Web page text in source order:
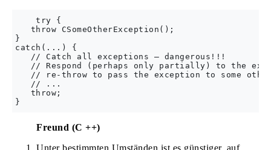
    try {
   throw CSomeOtherException();
}
catch(...) {
   // Catch all exceptions – dangerous!!!
// Respond (perhaps only partially) to the
// re-throw to pass the exception to some
   // ...
   throw;
Freund (C ++)
Unter bestimmten Umständen ist es günstiger, auf